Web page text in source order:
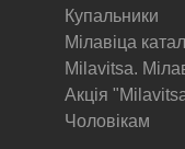
Купальники
Мілавіца
Milavitsa.
Акція
Чоловікам